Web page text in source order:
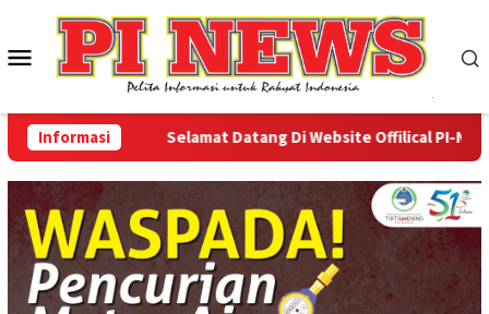
konten
Menu
Mobile
Informasi Selamat Datang Di Website Offilical PI-News